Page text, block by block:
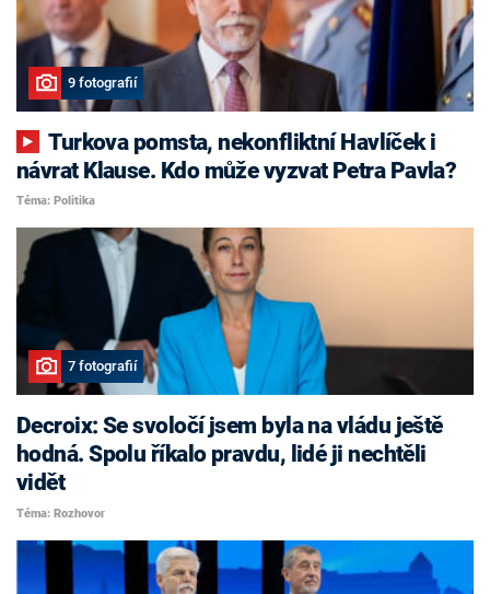
9 fotografií
Turkova pomsta, nekonfliktní Havlíček i
návrat Klause. Kdo může vyzvat Petra Pavla?
Téma: Politika
7 fotografií
Decroix: Se svoločí jsem byla na vládu ještě
hodná. Spolu říkalo pravdu, lidé ji nechtěli
vidět
Téma: Rozhovor